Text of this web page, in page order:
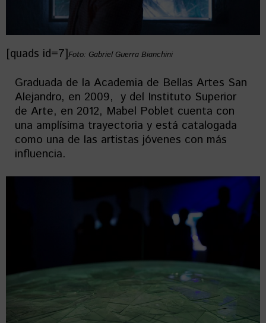
[quads id=7]Foto: Gabriel Guerra Bianchini
Graduada de la Academia de Bellas Artes San
Alejandro, en 2009, y del Instituto Superior
de Arte, en 2012, Mabel Poblet cuenta con
una amplísima trayectoria y está catalogada
como una de las artistas jóvenes con más
influencia.